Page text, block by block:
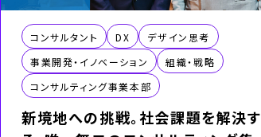
コンサルタント DX
デザイン思考
事業開発・イノベーション
組織・戦略
コンサルティング事業本部
新境地への挑戦。社会課題を解決す